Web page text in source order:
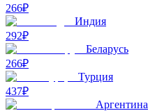
266₽
Индия
292₽
Беларусь
266₽
Турция
437₽
Аргентина